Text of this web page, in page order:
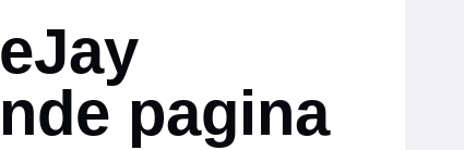
pagina